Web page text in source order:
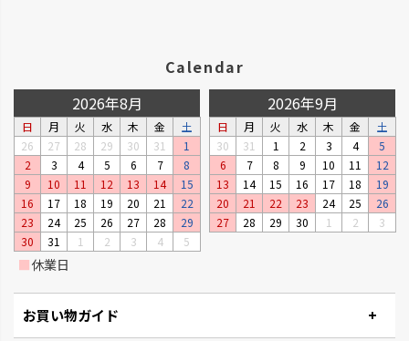
Calendar
2026年8月
日 月 火 水 木 金
土
26
27 28 29 30 31
1
2
3 4 5 6 7
8
9
10 11 12 13 14
15
16
17 18 19 20 21
22
23
24 25 26 27 28
29
30
31 1 2 3 4 5
2026年9月
日 月 火 水 木 金
土
30
31 1 2 3 4
5
6
7 8 9 10 11
12
13
14 15 16 17 18
19
20
21 22 23 24 25
26
27
28 29 30 1 2 3
■休業日
お買い物ガイド